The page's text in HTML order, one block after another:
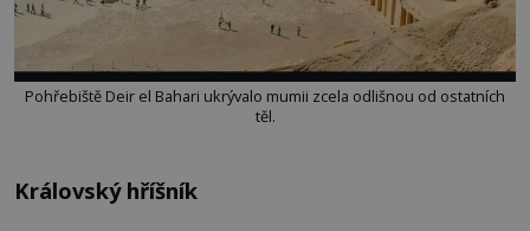
Pohřebiště Deir el Bahari ukrývalo mumii zcela odlišnou od ostatních
těl.
Královský hříšník